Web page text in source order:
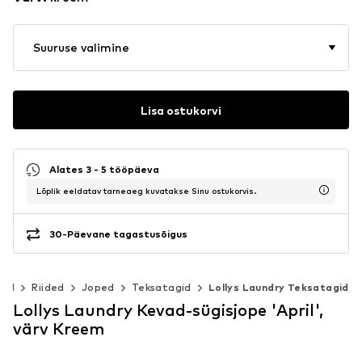
Suuruse valimine
Lisa ostukorvi
Alates 3 - 5 tööpäeva
Lõplik eeldatav tarneaeg kuvatakse Sinu ostukorvis.
30-Päevane tagastusõigus
Riided Joped Teksatagid Lollys Laundry Teksatagid
Lollys Laundry Kevad-sügisjope 'April',
värv Kreem